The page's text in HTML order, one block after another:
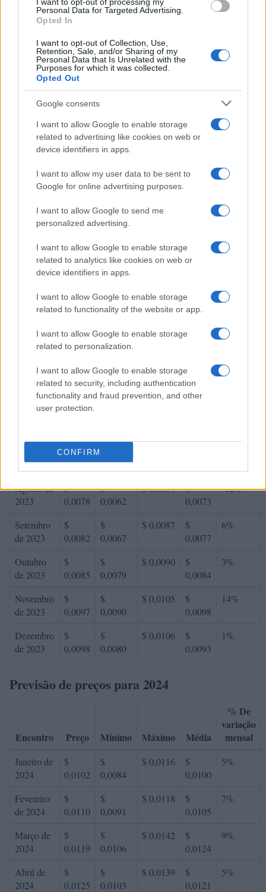
Personal Data for Targeted Advertising.
Opted In
I want to opt-out of Collection, Use,
Retention, Sale, and/or Sharing of my
Personal Data that Is Unrelated with the
Purposes for which it was collected.
Opted Out
Google consents
I want to allow Google to enable storage
related to advertising like cookies on web or
device identifiers in apps.
I want to allow my user data to be sent to
Google for online advertising purposes.
I want to allow Google to send me
personalized advertising.
I want to allow Google to enable storage
related to analytics like cookies on web or
device identifiers in apps.
I want to allow Google to enable storage
related to functionality of the website or app.
I want to allow Google to enable storage
related to personalization.
I want to allow Google to enable storage
related to security, including authentication
functionality and fraud prevention, and other
user protection.
CONFIRM
de 2022 0,0068 0,0062
0,0068
de 2022
0,0069
0,0059
Novembro
de 2022
$
0,0075
$
$ 0,0082
Dezembro
$
-12%
Previsão de preços para 2023
Encontro Preço Mínimo Máximo Média
% De
mensal
Janeiro de
$
0,0069
$
0,0065
0,0073
Fevereiro
$
$
0,0061
$ 0,0080
$
Março de
$
$
0,0064
$ 0,0086
$
0,0075
7%
Abril de
$
0,0074
$
$ 0,0080
$
-7%
Maio de
$
0,0073
$
0,0069
$ 0,0077
$
0,0073
-2%
Junho de
$
2023
$
0,0088
0,0073
Agosto de
2023
$
0,0078
$
0,0062
$ 0,0084
$
0,0073
-12%
Setembro
de 2023
$
0,0082
$
0,0067
$ 0,0087
$
0,0077
6%
Outubro
de 2023
$
0,0085
$
0,0079
$ 0,0090
$
0,0084
3%
Novembro
de 2023
$
0,0097
$
0,0090
$ 0,0105
$
0,0098
14%
Dezembro
de 2023
$
0,0098
$
0,0080
$ 0,0106
$
0,0093
1%
Previsão de preços para 2024
Encontro Preço Mínimo Máximo Média
% De
variação
mensal
Janeiro de
2024
$
0,0102
$
0,0084
$ 0,0116
$
0,0100
5%
Fevereiro
de 2024
$
0,0110
$
0,0091
$ 0,0118
$
0,0105
7%
Março de
2024
$
0,0119
$
0,0106
$ 0,0142
$
0,0124
9%
Abril de
2024
$
0,0125
$
0,0103
$ 0,0139
$
0,0121
5%